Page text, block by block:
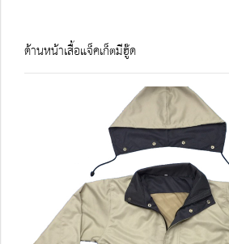
ด้านหน้าเสื้อแจ็คเก็ตมีฮู๊ด